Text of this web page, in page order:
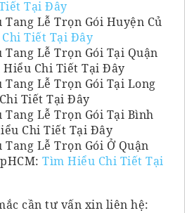
Tại Đây
Tang Lễ Trọn Gói Huyện Củ
Tiết Tại Đây
Tang Lễ Trọn Gói Tại Quận
Chi Tiết Tại Đây
Tang Lễ Trọn Gói Tại Long
Tiết Tại Đây
Tang Lễ Trọn Gói Tại Bình
Chi Tiết Tại Đây
Tang Lễ Trọn Gói Ở Quận
Tìm Hiểu Chi Tiết Tại
cần tư vấn xin liên hệ: